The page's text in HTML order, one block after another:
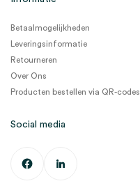
Betaalmogelijkheden
Leveringsinformatie
Retourneren
Over Ons
Producten bestellen via QR-codes
Social media